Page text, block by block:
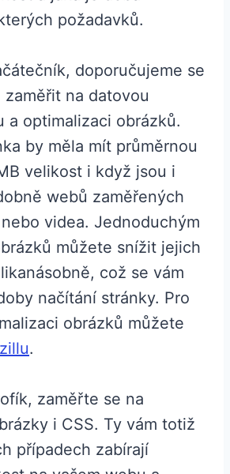
požadavků.
doporučujeme se
na datovou
a optimalizaci obrázků.
by měla mít průměrnou
velikost i když jsou i
webů zaměřených
videa. Jednoduchým
můžete snížit jejich
což se vám
načítání stránky. Pro
obrázků můžete
.
zaměřte se na
i CSS. Ty vám totiž
případech zabírají